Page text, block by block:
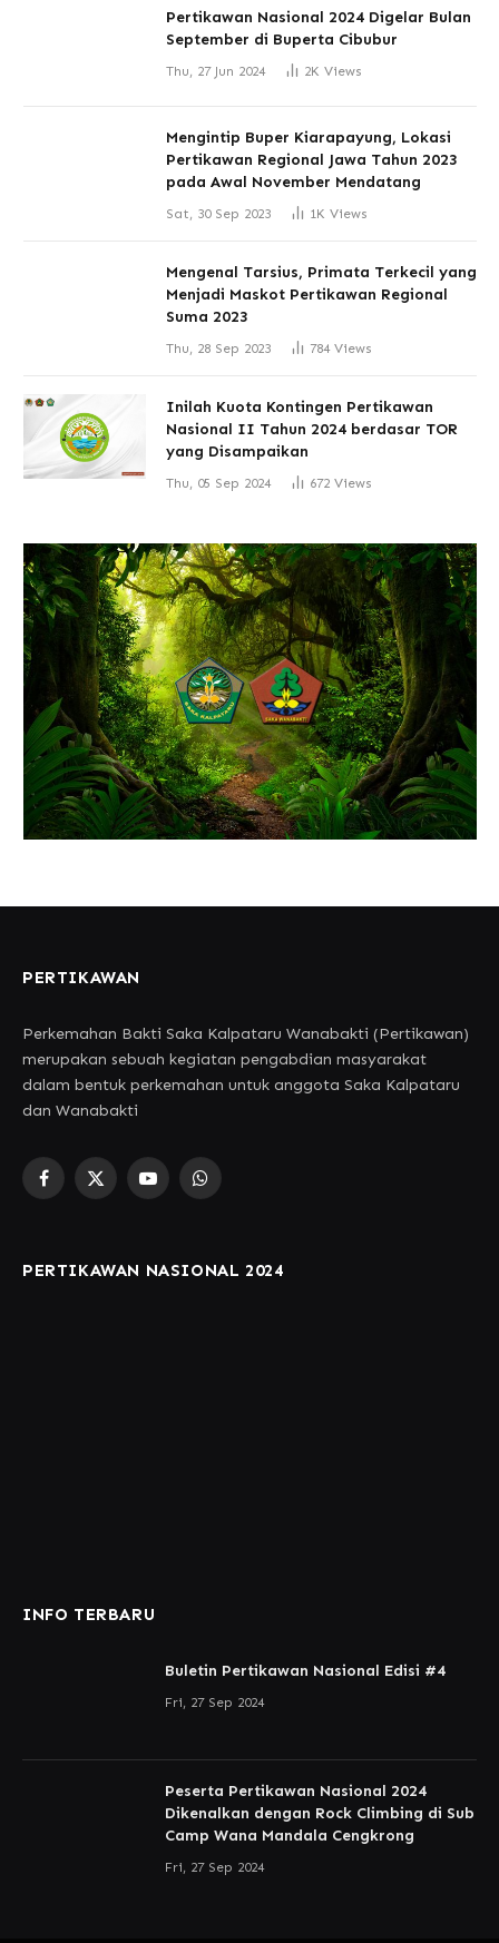
Pertikawan Nasional 2024 Digelar Bulan
September di Buperta Cibubur
Thu, 27 Jun 2024 2K Views
Mengintip Buper Kiarapayung, Lokasi
Pertikawan Regional Jawa Tahun 2023
pada Awal November Mendatang
Sat, 30 Sep 2023 1K Views
Mengenal Tarsius, Primata Terkecil yang
Menjadi Maskot Pertikawan Regional
Suma 2023
Thu, 28 Sep 2023 784 Views
Inilah Kuota Kontingen Pertikawan
Nasional II Tahun 2024 berdasar TOR
yang Disampaikan
Thu, 05 Sep 2024 672 Views
PERTIKAWAN
Perkemahan Bakti Saka Kalpataru Wanabakti (Pertikawan)
merupakan sebuah kegiatan pengabdian masyarakat
dalam bentuk perkemahan untuk anggota Saka Kalpataru
dan Wanabakti
Facebook
X
YouTubeWhatsApp
PERTIKAWAN NASIONAL 2024
INFO TERBARU
Buletin Pertikawan Nasional Edisi #4
Fri, 27 Sep 2024
Peserta Pertikawan Nasional 2024
Dikenalkan dengan Rock Climbing di Sub
Camp Wana Mandala Cengkrong
Fri, 27 Sep 2024